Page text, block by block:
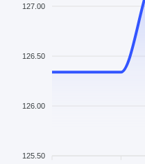
127.00
126.50
126.00
125.50